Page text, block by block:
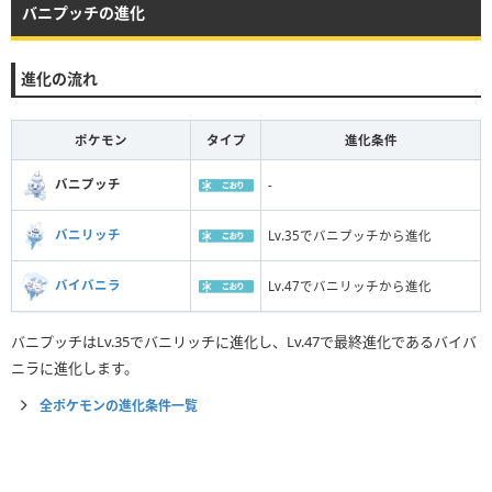
バニプッチの進化
進化の流れ
ポケモン タイプ 進化条件
バニプッチ -
バニリッチ Lv.35でバニプッチから進化
バイバニラ Lv.47でバニリッチから進化
バニプッチはLv.35でバニリッチに進化し、Lv.47で最終進化であるバイバ
ニラに進化します。
全ポケモンの進化条件一覧